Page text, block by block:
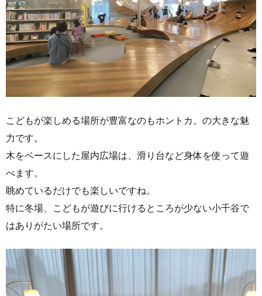
こどもが楽しめる場所が豊富なのもホントカ。の大きな魅
力です。
木をベースにした屋内広場は、滑り台など身体を使って遊
べます。
眺めているだけでも楽しいですね。
特に冬場、こどもが遊びに行けるところが少ない小千谷で
はありがたい場所です。